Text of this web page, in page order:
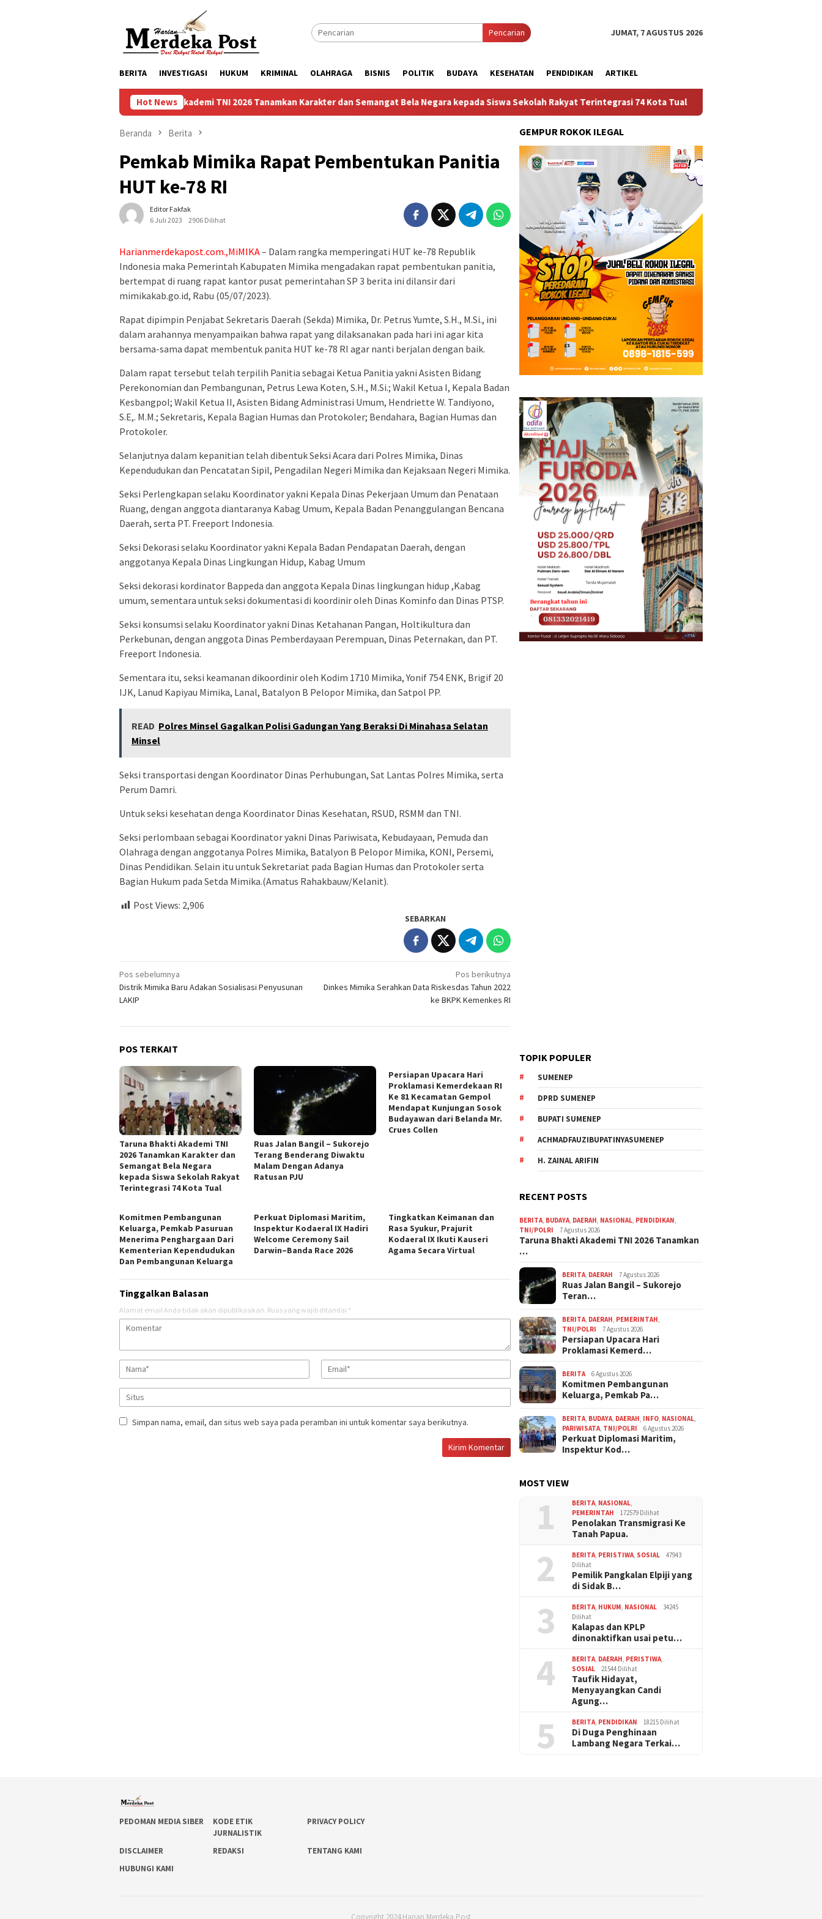
Pencarian JUMAT, 7 AGUSTUS 2026
BERITA INVESTIGASI HUKUM KRIMINAL OLAHRAGA BISNIS POLITIK BUDAYA KESEHATAN PENDIDIKAN ARTIKEL
Hot News
Taruna Bhakti Akademi TNI 2026 Tanamkan Karakter dan Semangat Bela Negara kepada Siswa Sekolah Rakyat Terintegrasi 74 Kota Tual Ruas Jalan Bangil – Sukorejo Terang
Beranda Berita
Pemkab Mimika Rapat Pembentukan Panitia
HUT ke-78 RI
Editor Fakfak
6 Juli 2023
2906 Dilihat
Harianmerdekapost.com.,MiMIKA– Dalam rangka memperingati HUT ke-78 Republik
Indonesia maka Pemerintah Kabupaten Mimika mengadakan rapat pembentukan panitia,
bertempat di ruang rapat kantor pusat pemerintahan SP 3 berita ini dilansir dari
mimikakab.go.id, Rabu (05/07/2023).
Rapat dipimpin Penjabat Sekretaris Daerah (Sekda) Mimika, Dr. Petrus Yumte, S.H., M.Si., ini
dalam arahannya menyampaikan bahwa rapat yang dilaksanakan pada hari ini agar kita
bersama-sama dapat membentuk panita HUT ke-78 RI agar nanti berjalan dengan baik.
Dalam rapat tersebut telah terpilih Panitia sebagai Ketua Panitia yakni Asisten Bidang
Perekonomian dan Pembangunan, Petrus Lewa Koten, S.H., M.Si.; Wakil Ketua I, Kepala Badan
Kesbangpol; Wakil Ketua II, Asisten Bidang Administrasi Umum, Hendriette W. Tandiyono,
S.E,. M.M.; Sekretaris, Kepala Bagian Humas dan Protokoler; Bendahara, Bagian Humas dan
Protokoler.
Selanjutnya dalam kepanitian telah dibentuk Seksi Acara dari Polres Mimika, Dinas
Kependudukan dan Pencatatan Sipil, Pengadilan Negeri Mimika dan Kejaksaan Negeri Mimika.
Seksi Perlengkapan selaku Koordinator yakni Kepala Dinas Pekerjaan Umum dan Penataan
Ruang, dengan anggota diantaranya Kabag Umum, Kepala Badan Penanggulangan Bencana
Daerah, serta PT. Freeport Indonesia.
Seksi Dekorasi selaku Koordinator yakni Kepala Badan Pendapatan Daerah, dengan
anggotanya Kepala Dinas Lingkungan Hidup, Kabag Umum
Seksi dekorasi kordinator Bappeda dan anggota Kepala Dinas lingkungan hidup ,Kabag
umum, sementara untuk seksi dokumentasi di koordinir oleh Dinas Kominfo dan Dinas PTSP.
Seksi konsumsi selaku Koordinator yakni Dinas Ketahanan Pangan, Holtikultura dan
Perkebunan, dengan anggota Dinas Pemberdayaan Perempuan, Dinas Peternakan, dan PT.
Freeport Indonesia.
Sementara itu, seksi keamanan dikoordinir oleh Kodim 1710 Mimika, Yonif 754 ENK, Brigif 20
IJK, Lanud Kapiyau Mimika, Lanal, Batalyon B Pelopor Mimika, dan Satpol PP.
READ Polres Minsel Gagalkan Polisi Gadungan Yang Beraksi Di Minahasa Selatan
Minsel
Seksi transportasi dengan Koordinator Dinas Perhubungan, Sat Lantas Polres Mimika, serta
Perum Damri.
Untuk seksi kesehatan denga Koordinator Dinas Kesehatan, RSUD, RSMM dan TNI.
Seksi perlombaan sebagai Koordinator yakni Dinas Pariwisata, Kebudayaan, Pemuda dan
Olahraga dengan anggotanya Polres Mimika, Batalyon B Pelopor Mimika, KONI, Persemi,
Dinas Pendidikan. Selain itu untuk Sekretariat pada Bagian Humas dan Protokoler serta
Bagian Hukum pada Setda Mimika.(Amatus Rahakbauw/Kelanit).
Post Views: 2,906
SEBARKAN
Navigasi
pos
Pos sebelumnya
Distrik Mimika Baru Adakan Sosialisasi Penyusunan
LAKIP
Pos berikutnya
Dinkes Mimika Serahkan Data Riskesdas Tahun 2022
ke BKPK Kemenkes RI
POS TERKAIT
Taruna Bhakti Akademi TNI
2026 Tanamkan Karakter dan
Semangat Bela Negara
kepada Siswa Sekolah Rakyat
Terintegrasi 74 Kota Tual
Ruas Jalan Bangil – Sukorejo
Terang Benderang Diwaktu
Malam Dengan Adanya
Ratusan PJU
Persiapan Upacara Hari
Proklamasi Kemerdekaan RI
Ke 81 Kecamatan Gempol
Mendapat Kunjungan Sosok
Budayawan dari Belanda Mr.
Crues Collen
Komitmen Pembangunan
Keluarga, Pemkab Pasuruan
Menerima Penghargaan Dari
Kementerian Kependudukan
Dan Pembangunan Keluarga
Perkuat Diplomasi Maritim,
Inspektur Kodaeral IX Hadiri
Welcome Ceremony Sail
Darwin–Banda Race 2026
Tingkatkan Keimanan dan
Rasa Syukur, Prajurit
Kodaeral IX Ikuti Kauseri
Agama Secara Virtual
Tinggalkan Balasan
Alamat email Anda tidak akan dipublikasikan. Ruas yang wajib ditandai *
Simpan nama, email, dan situs web saya pada peramban ini untuk komentar saya berikutnya.
GEMPUR ROKOK ILEGAL
TOPIK POPULER
SUMENEP
DPRD SUMENEP
BUPATI SUMENEP
ACHMADFAUZIBUPATINYASUMENEP
H. ZAINAL ARIFIN
RECENT POSTS
BERITA, BUDAYA, DAERAH, NASIONAL, PENDIDIKAN,
TNI/POLRI
7 Agustus 2026
Taruna Bhakti Akademi TNI 2026 Tanamkan
…
BERITA, DAERAH 7 Agustus 2026
Ruas Jalan Bangil – Sukorejo
Teran…
BERITA, DAERAH, PEMERINTAH,
TNI/POLRI
7 Agustus 2026
Persiapan Upacara Hari
Proklamasi Kemerd…
BERITA 6 Agustus 2026
Komitmen Pembangunan
Keluarga, Pemkab Pa…
BERITA, BUDAYA, DAERAH, INFO, NASIONAL,
PARIWISATA, TNI/POLRI 6 Agustus 2026
Perkuat Diplomasi Maritim,
Inspektur Kod…
MOST VIEW
1 BERITA, NASIONAL,
PEMERINTAH
172579 Dilihat
Penolakan Transmigrasi Ke
Tanah Papua.
2 BERITA, PERISTIWA, SOSIAL
47943
Dilihat
Pemilik Pangkalan Elpiji yang
di Sidak B…
3 BERITA, HUKUM, NASIONAL
34245
Dilihat
Kalapas dan KPLP
dinonaktifkan usai petu…
4 BERITA, DAERAH, PERISTIWA,
SOSIAL
21544 Dilihat
Taufik Hidayat,
Menyayangkan Candi
Agung…
5 BERITA, PENDIDIKAN 18215 Dilihat
Di Duga Penghinaan
Lambang Negara Terkai…
PEDOMAN MEDIA SIBER
KODE ETIK
JURNALISTIK
PRIVACY POLICY
DISCLAIMER REDAKSI
TENTANG KAMI
HUBUNGI KAMI